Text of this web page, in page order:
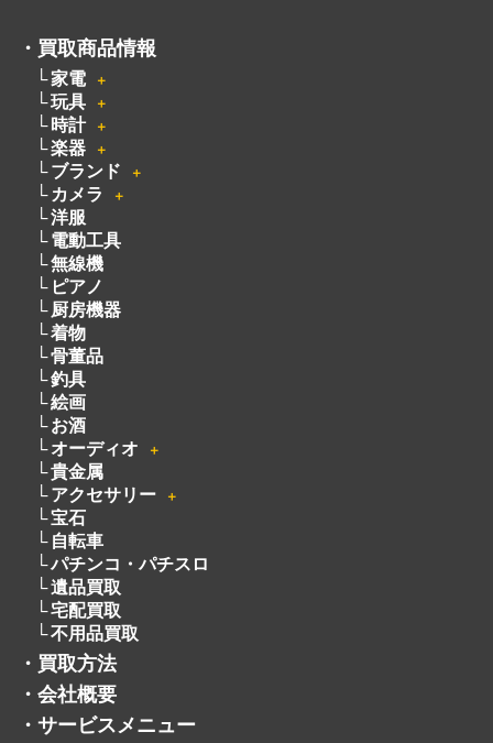
・ 買取商品情報
家電 ＋
玩具 ＋
時計 ＋
楽器 ＋
ブランド ＋
カメラ ＋
洋服
電動工具
無線機
ピアノ
厨房機器
着物
骨董品
釣具
絵画
お酒
オーディオ
＋
貴金属
アクセサリー
＋
宝石
自転車
パチンコ・パチスロ
遺品買取
宅配買取
不用品買取
・ 買取方法
・ 会社概要
・ サービスメニュー